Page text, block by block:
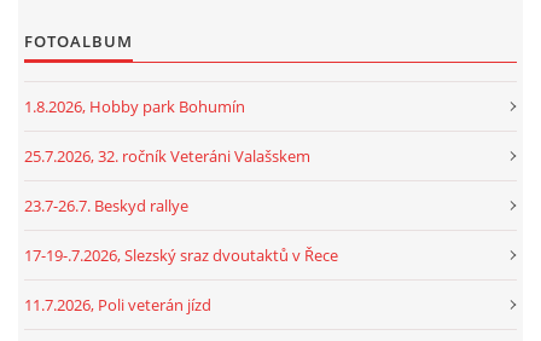
FOTOALBUM
1.8.2026, Hobby park Bohumín
25.7.2026, 32. ročník Veteráni Valašskem
23.7-26.7. Beskyd rallye
17-19-.7.2026, Slezský sraz dvoutaktů v Řece
11.7.2026, Poli veterán jízd